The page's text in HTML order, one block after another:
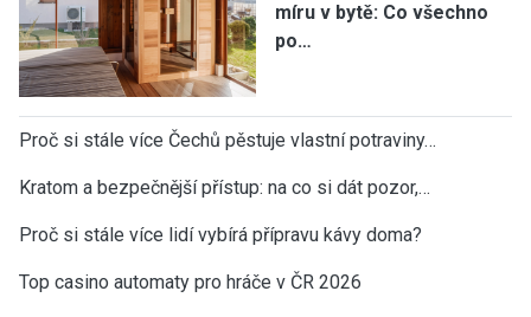
míru v bytě: Co všechno
po…
Proč si stále více Čechů pěstuje vlastní potraviny…
Kratom a bezpečnější přístup: na co si dát pozor,…
Proč si stále více lidí vybírá přípravu kávy doma?
Top casino automaty pro hráče v ČR 2026